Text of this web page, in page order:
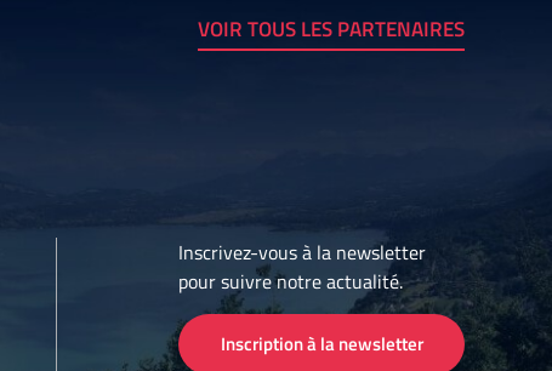
VOIR TOUS LES PARTENAIRES
Inscrivez-vous à la newsletter
pour suivre notre actualité.
Inscription à la newsletter